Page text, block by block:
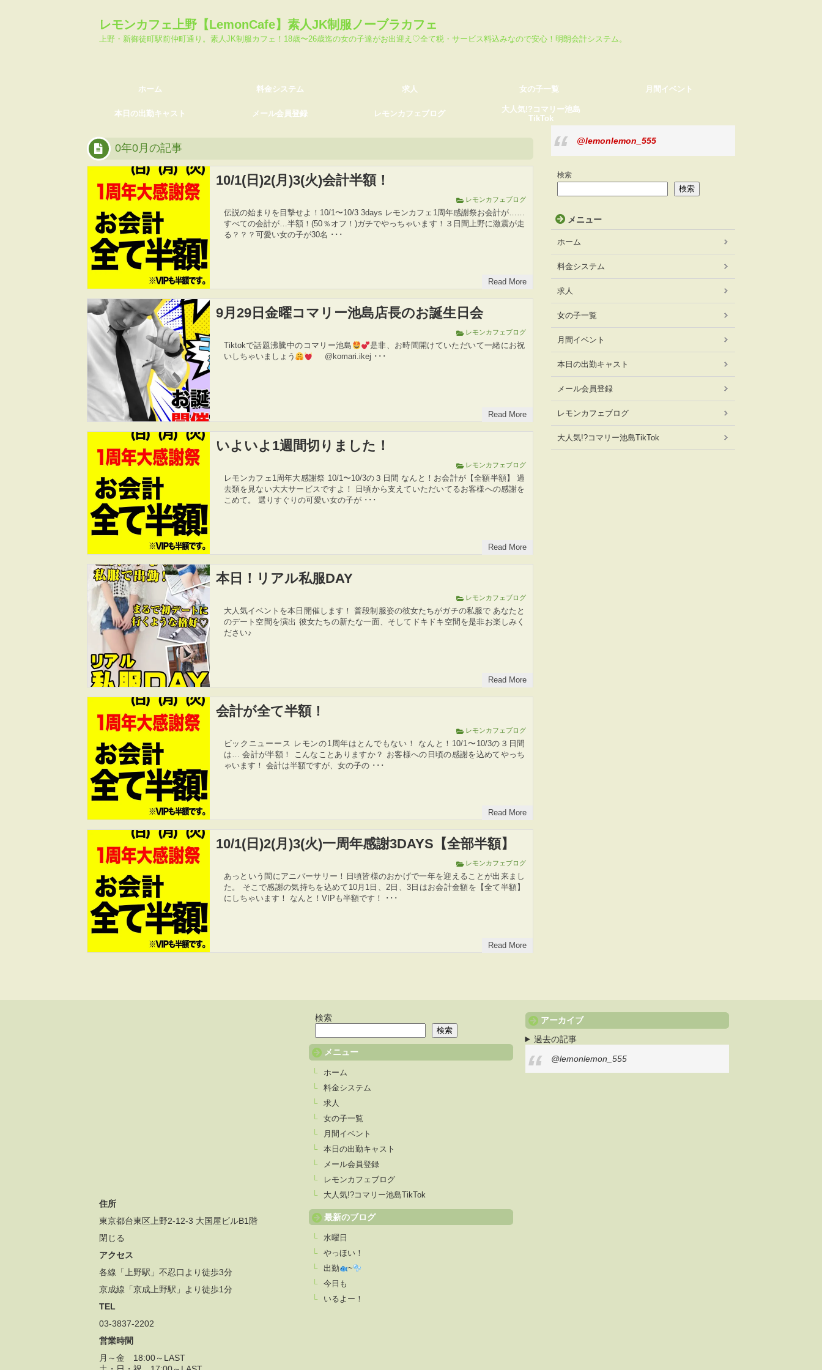
本日の出勤キャスト
レモンカフェブログ
レモンカフェ上野【LemonCafe】素人JK制服ノーブラカフェ
上野・新御徒町駅前仲町通り。素人JK制服カフェ！18歳〜26歳迄の女の子達がお出迎え♡全て税・サービス料込みなので安心！明朗会計システム。
ホーム 料金システム 求人 女の子一覧 月間イベント
本日の出勤キャスト メール会員登録 レモンカフェブログ
大人気!?コマリー池島
TikTok
0年0月の記事
10/1(日)2(月)3(火)会計半額！
レモンカフェブログ
伝説の始まりを目撃せよ！10/1〜10/3 3days レモンカフェ1周年感謝祭お会計が……
すべての会計が…半額！(50％オフ！)ガチでやっちゃいます！３日間上野に激震が走
る？？？可愛い女の子が30名 ･･･
Read More
9月29日金曜コマリー池島店長のお誕生日会
レモンカフェブログ
Tiktokで話題沸騰中のコマリー池島
是非、お時間開けていただいて一緒にお祝
いしちゃいましょう
@komari.ikej ･･･
Read More
いよいよ1週間切りました！
レモンカフェブログ
レモンカフェ1周年大感謝祭 10/1〜10/3の３日間 なんと！お会計が【全額半額】 過
去類を見ない大大サービスですよ！ 日頃から支えていただいてるお客様への感謝を
こめて。 選りすぐりの可愛い女の子が ･･･
Read More
本日！リアル私服DAY
レモンカフェブログ
大人気イベントを本日開催します！ 普段制服姿の彼女たちがガチの私服で あなたと
のデート空間を演出 彼女たちの新たな一面、そしてドキドキ空間を是非お楽しみく
ださい♪
Read More
会計が全て半額！
レモンカフェブログ
ビックニューース レモンの1周年はとんでもない！ なんと！10/1〜10/3の３日間
は… 会計が半額！ こんなことありますか？ お客様への日頃の感謝を込めてやっち
ゃいます！ 会計は半額ですが、女の子の ･･･
Read More
10/1(日)2(月)3(火)一周年感謝3DAYS【全部半額】
レモンカフェブログ
あっという間にアニバーサリー！日頃皆様のおかげで一年を迎えることが出来まし
た。 そこで感謝の気持ちを込めて10月1日、2日、3日はお会計金額を【全て半額】
にしちゃいます！ なんと！VIPも半額です！ ･･･
Read More
@lemonlemon_555
検索
検索
メニュー
ホーム
料金システム
求人
女の子一覧
月間イベント
本日の出勤キャスト
メール会員登録
レモンカフェブログ
大人気!?コマリー池島TikTok
住所
東京都台東区上野2-12-3 大国屋ビルB1階
閉じる
アクセス
各線「上野駅」不忍口より徒歩3分
京成線「京成上野駅」より徒歩1分
TEL
03-3837-2202
営業時間
月～金 18:00～LAST
検索
検索
メニュー
ホーム
料金システム
求人
女の子一覧
月間イベント
本日の出勤キャスト
メール会員登録
レモンカフェブログ
大人気!?コマリー池島TikTok
最新のブログ
水曜日
やっほい！
出勤
~
今日も
いるよー！
アーカイブ
過去の記事
@lemonlemon_555